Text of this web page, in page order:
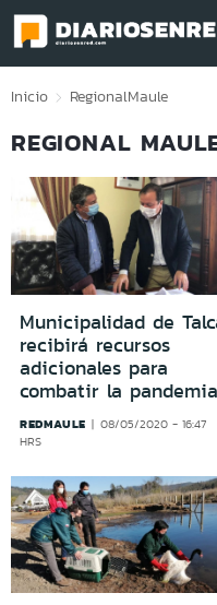
Click acá para ir
Inicio RegionalMaule
REGIONAL
Municipalidad de
recibirá recursos
adicionales para
combatir la pandemia
REDMAULE
08/05/2020 - 16:47
HRS